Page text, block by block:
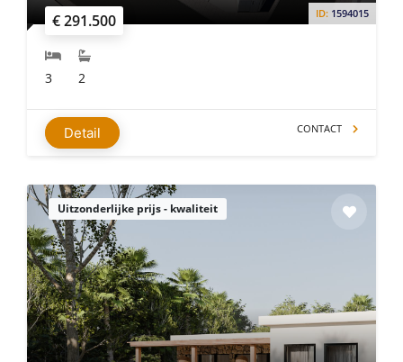
€ 291.500 ID: 1594015
3 2
Detail CONTACT
Uitzonderlijke prijs - kwaliteit